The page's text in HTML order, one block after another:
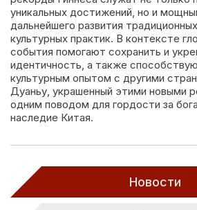
уникальных достижений, но и
дальнейшего развития
культурных практик. В контексте
события помогают сохранить и
идентичность, а также
культурным опытом с другими
Дуаньу, украшенный этими новыми
одним поводом для гордости за
наследие Китая.
Новости